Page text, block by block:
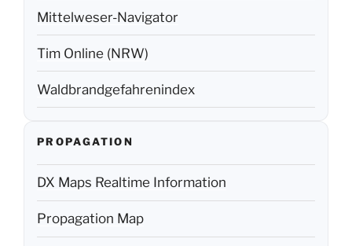
Mittelweser-Navigator
Tim Online (NRW)
Waldbrandgefahrenindex
PROPAGATION
DX Maps Realtime Information
Propagation Map